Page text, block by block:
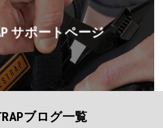
サポートページ
ブログ一覧